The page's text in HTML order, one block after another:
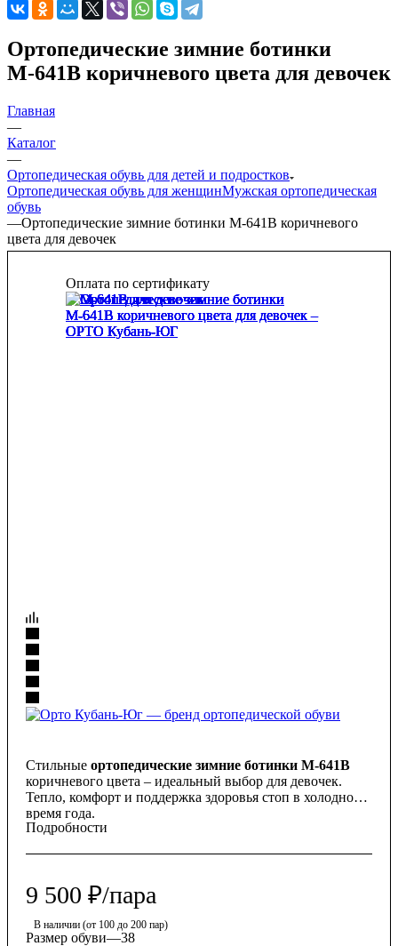
Ортопедические зимние ботинки
М-641В коричневого цвета для девочек
Главная
—
Каталог
—
Ортопедическая обувь для детей и подростков
Ортопедическая обувь для женщинМужская ортопедическая
обувь
—Ортопедические зимние ботинки М-641В коричневого
цвета для девочек
Оплата по сертификату
Стильные ортопедические зимние ботинки М-641В
коричневого цвета – идеальный выбор для девочек.
Тепло, комфорт и поддержка здоровья стоп в холодное
время года.
Подробности
9 500 ₽/пара
В наличии (от 100 до 200 пар)
Размер обуви—38